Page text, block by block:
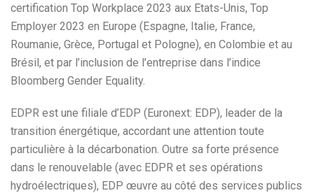
certification Top Workplace 2023 aux Etats-Unis, Top
Employer 2023 en Europe (Espagne, Italie, France,
Roumanie, Grèce, Portugal et Pologne), en Colombie et au
Brésil, et par l’inclusion de l’entreprise dans l’indice
Bloomberg Gender Equality.
EDPR est une filiale d’EDP (Euronext: EDP), leader de la
transition énergétique, accordant une attention toute
particulière à la décarbonation. Outre sa forte présence
dans le renouvelable (avec EDPR et ses opérations
hydroélectriques), EDP œuvre au côté des services publics